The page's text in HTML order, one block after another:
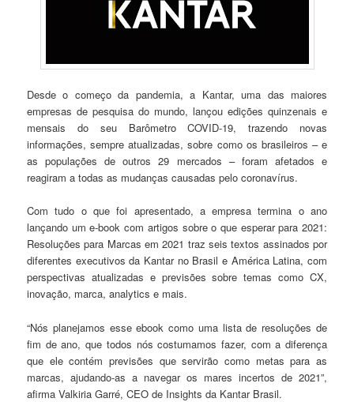
Desde o começo da pandemia, a Kantar, uma das maiores
empresas de pesquisa do mundo, lançou edições quinzenais e
mensais do seu Barômetro COVID-19, trazendo novas
informações, sempre atualizadas, sobre como os brasileiros – e
as populações de outros 29 mercados – foram afetados e
reagiram a todas as mudanças causadas pelo coronavírus.
Com tudo o que foi apresentado, a empresa termina o ano
lançando um e-book com artigos sobre o que esperar para 2021:
Resoluções para Marcas em 2021 traz seis textos assinados por
diferentes executivos da Kantar no Brasil e América Latina, com
perspectivas atualizadas e previsões sobre temas como CX,
inovação, marca, analytics e mais.
“Nós planejamos esse ebook como uma lista de resoluções de
fim de ano, que todos nós costumamos fazer, com a diferença
que ele contém previsões que servirão como metas para as
marcas, ajudando-as a navegar os mares incertos de 2021”,
afirma Valkiria Garré, CEO de Insights da Kantar Brasil.